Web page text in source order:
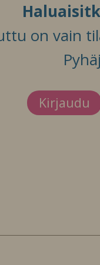
on vain
Kirjaudu